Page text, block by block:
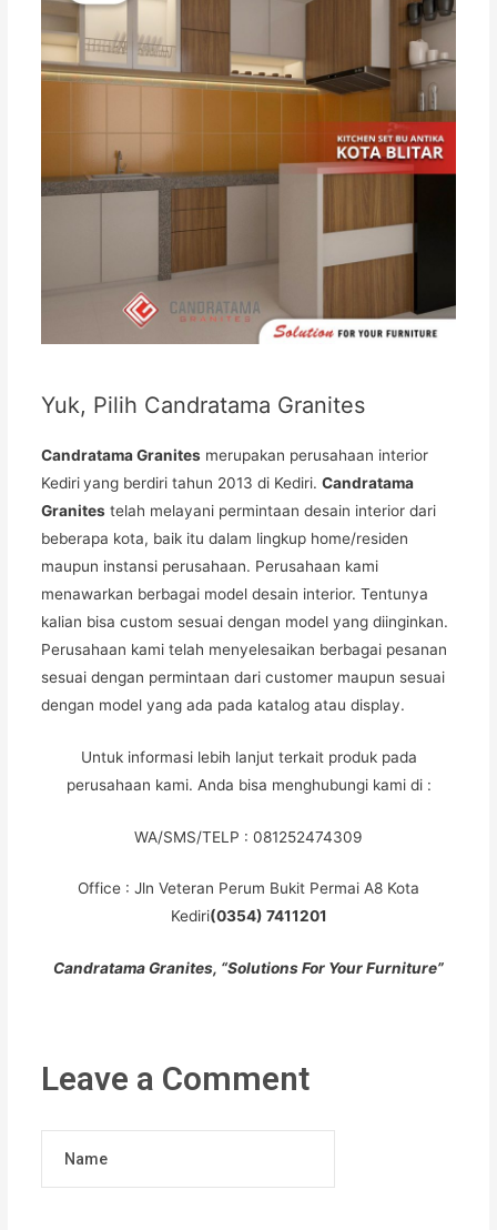
Yuk, Pilih Candratama Granites
Candratama Granites merupakan perusahaan interior
Kediri yang berdiri tahun 2013 di Kediri.Candratama
Granites telah melayani permintaan desain interior dari
beberapa kota, baik itu dalam lingkup home/residen
maupun instansi perusahaan. Perusahaan kami
menawarkan berbagai model desain interior. Tentunya
kalian bisa custom sesuai dengan model yang diinginkan.
Perusahaan kami telah menyelesaikan berbagai pesanan
sesuai dengan permintaan dari customer maupun sesuai
dengan model yang ada pada katalog atau display.
Untuk informasi lebih lanjut terkait produk pada
perusahaan kami. Anda bisa menghubungi kami di :
WA/SMS/TELP : 081252474309
Office : Jln Veteran Perum Bukit Permai A8 Kota
Kediri(0354) 7411201
Candratama Granites, “Solutions For Your Furniture”
Leave a Comment